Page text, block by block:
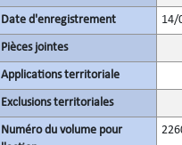
Date d'enregistrement 14/
Pièces jointes
Applications territoriale
Exclusions territoriales
Numéro du volume pour